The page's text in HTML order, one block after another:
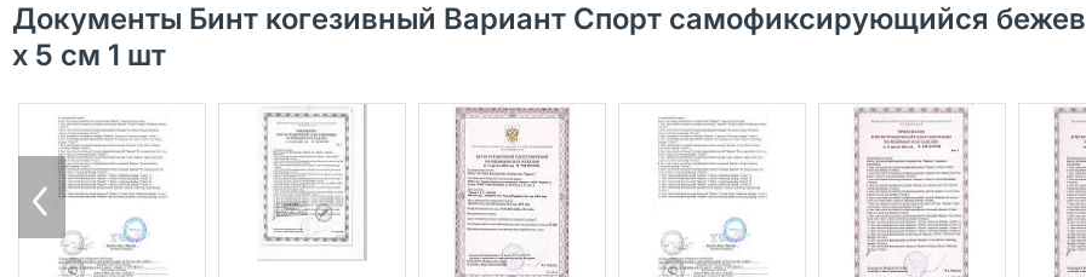
Документы Бинт когезивный Вариант Спорт самофиксирующийся
х 5 см 1 шт